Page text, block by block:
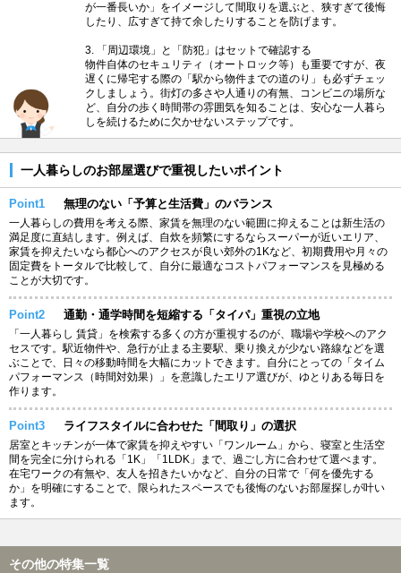
が一番長いか」をイメージして間取りを選ぶと、狭すぎて後悔
したり、広すぎて持て余したりすることを防げます。
3. 「周辺環境」と「防犯」はセットで確認する
物件自体のセキュリティ（オートロック等）も重要ですが、夜
遅くに帰宅する際の「駅から物件までの道のり」も必ずチェッ
クしましょう。街灯の多さや人通りの有無、コンビニの場所な
ど、自分の歩く時間帯の雰囲気を知ることは、安心な一人暮ら
しを続けるために欠かせないステップです。
一人暮らしのお部屋選びで重視したいポイント
Point1 無理のない「予算と生活費」のバランス
一人暮らしの費用を考える際、家賃を無理のない範囲に抑えることは新生活の
満足度に直結します。例えば、自炊を頻繁にするならスーパーが近いエリア、
家賃を抑えたいなら都心へのアクセスが良い郊外の1Kなど、初期費用や月々の
固定費をトータルで比較して、自分に最適なコストパフォーマンスを見極める
ことが大切です。
Point2 通勤・通学時間を短縮する「タイパ」重視の立地
「一人暮らし 賃貸」を検索する多くの方が重視するのが、職場や学校へのアク
セスです。駅近物件や、急行が止まる主要駅、乗り換えが少ない路線などを選
ぶことで、日々の移動時間を大幅にカットできます。自分にとっての「タイム
パフォーマンス（時間対効果）」を意識したエリア選びが、ゆとりある毎日を
作ります。
Point3 ライフスタイルに合わせた「間取り」の選択
居室とキッチンが一体で家賃を抑えやすい「ワンルーム」から、寝室と生活空
間を完全に分けられる「1K」「1LDK」まで、過ごし方に合わせて選べます。
在宅ワークの有無や、友人を招きたいかなど、自分の日常で「何を優先する
か」を明確にすることで、限られたスペースでも後悔のないお部屋探しが叶い
ます。
その他の特集一覧